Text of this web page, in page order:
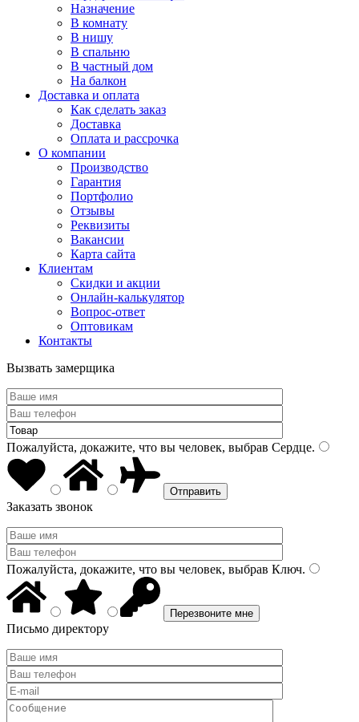
Назначение
В комнату
В нишу
В спальню
В частный дом
На балкон
Доставка и оплата
Как сделать заказ
Доставка
Оплата и рассрочка
О компании
Производство
Гарантия
Портфолио
Отзывы
Реквизиты
Вакансии
Карта сайта
Клиентам
Скидки и акции
Онлайн-калькулятор
Вопрос-ответ
Оптовикам
Контакты
Вызвать замерщика
Пожалуйста, докажите, что вы человек, выбрав Сердце.
Заказать звонок
Пожалуйста, докажите, что вы человек, выбрав Ключ.
Письмо директору